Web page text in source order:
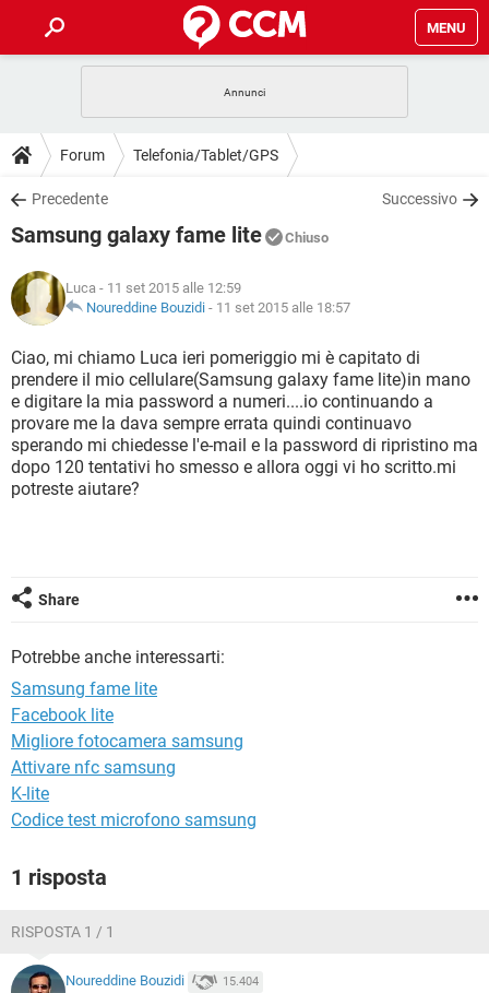
MENU
INTRATTENIMENTO ANDROID
iOS
INSTAGRAM WHATSAPP
TIKTOK
HARDWARE
GUIDE
COVID-19 GAMING
INSTAGRAM
TIKTOK
HARDWARE
DOWNLOAD
COVID-19 GAMING
INTRATTENIMENTO
iOS WINDOWS 10
INSTAGRAM WHATSAPP
TIKTOK FACEBOOK
HARDWARE
COVID-19
INTRATTENIMENTO
iOS WINDOWS 10
INSTAGRAM WHATSAPP
TIKTOK FACEBOOK
HARDWARE
GLOSSARIO
COVID-19 GAMING
INTRATTENIMENTO ANDROID
iOS WINDOWS 10
INSTAGRAM WHATSAPP
TIKTOK
Forum Telefonia/Tablet/GPS
Precedente Successivo
Samsung galaxy fame lite Chiuso
Luca - 11 set 2015 alle 12:59
Noureddine Bouzidi - 11 set 2015 alle 18:57
Ciao, mi chiamo Luca ieri pomeriggio mi è capitato di
prendere il mio cellulare(Samsung galaxy fame lite)in mano
e digitare la mia password a numeri....io continuando a
provare me la dava sempre errata quindi continuavo
sperando mi chiedesse l'e-mail e la password di ripristino ma
dopo 120 tentativi ho smesso e allora oggi vi ho scritto.mi
potreste aiutare?
Share
Potrebbe anche interessarti:
Samsung fame lite
Facebook lite
Migliore fotocamera samsung
Attivare nfc samsung
K-lite
Codice test microfono samsung
1 risposta
RISPOSTA 1 / 1
Noureddine Bouzidi 15.404